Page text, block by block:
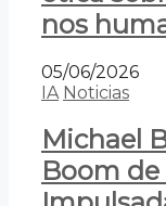
nos
05/06/2026
IA Noticias
Michael
Boom de